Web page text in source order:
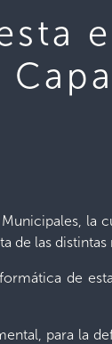
la
de las
de
para la